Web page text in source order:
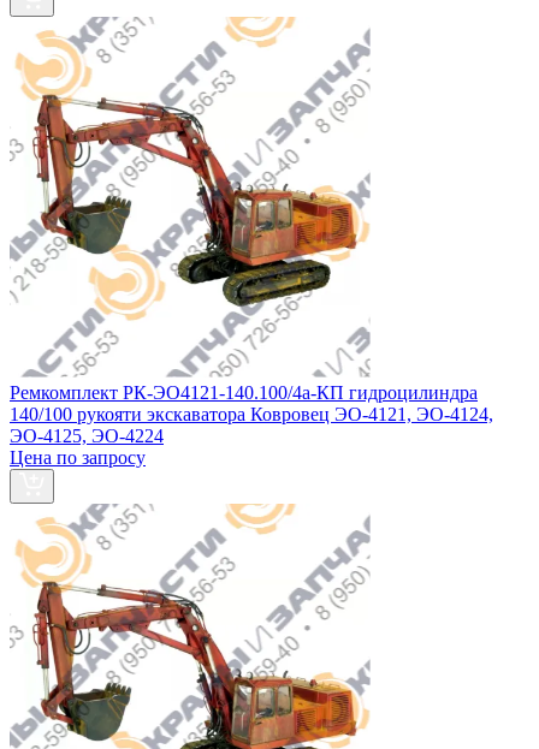
Ремкомплект РК-ЭО4121-140.100/4а-КП гидроцилиндра
140/100 рукояти экскаватора Ковровец ЭО-4121, ЭО-4124,
ЭО-4125, ЭО-4224
Цена по запросу